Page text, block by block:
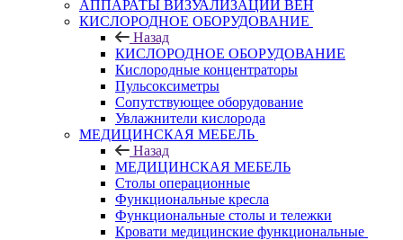
АППАРАТЫ ВИЗУАЛИЗАЦИИ ВЕН
КИСЛОРОДНОЕ ОБОРУДОВАНИЕ
Назад
КИСЛОРОДНОЕ ОБОРУДОВАНИЕ
Кислородные концентраторы
Пульсоксиметры
Сопутствующее оборудование
Увлажнители кислорода
МЕДИЦИНСКАЯ МЕБЕЛЬ
Назад
МЕДИЦИНСКАЯ МЕБЕЛЬ
Столы операционные
Функциональные кресла
Функциональные столы и тележки
Кровати медицинские функциональные